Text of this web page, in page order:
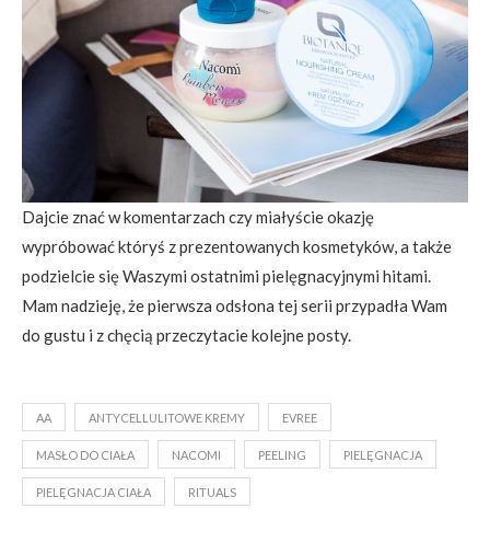
Dajcie znać w komentarzach czy miałyście okazję
wypróbować któryś z prezentowanych kosmetyków, a także
podzielcie się Waszymi ostatnimi pielęgnacyjnymi hitami.
Mam nadzieję, że pierwsza odsłona tej serii przypadła Wam
do gustu i z chęcią przeczytacie kolejne posty.
AA ANTYCELLULITOWE KREMY EVREE
MASŁO DO CIAŁA NACOMI PEELING PIELĘGNACJA
PIELĘGNACJA CIAŁA RITUALS